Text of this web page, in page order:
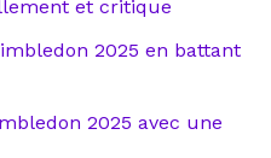
et critique
2025 en battant
2025 avec une